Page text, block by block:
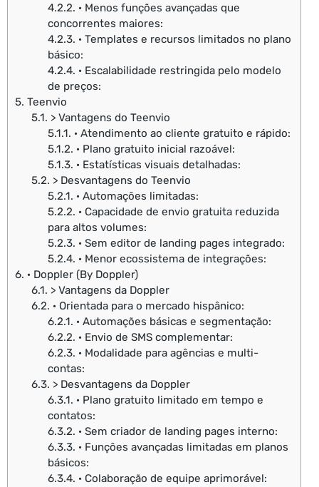
4.2.2. · Menos funções avançadas que
concorrentes maiores:
4.2.3. · Templates e recursos limitados no plano
básico:
4.2.4. · Escalabilidade restringida pelo modelo
de preços:
5. Teenvio
5.1. > Vantagens do Teenvio
5.1.1. · Atendimento ao cliente gratuito e rápido:
5.1.2. · Plano gratuito inicial razoável:
5.1.3. · Estatísticas visuais detalhadas:
5.2. > Desvantagens do Teenvio
5.2.1. · Automações limitadas:
5.2.2. · Capacidade de envio gratuita reduzida
para altos volumes:
5.2.3. · Sem editor de landing pages integrado:
5.2.4. · Menor ecossistema de integrações:
6. · Doppler (By Doppler)
6.1. > Vantagens da Doppler
6.2. · Orientada para o mercado hispânico:
6.2.1. · Automações básicas e segmentação:
6.2.2. · Envio de SMS complementar:
6.2.3. · Modalidade para agências e multi-
contas:
6.3. > Desvantagens da Doppler
6.3.1. · Plano gratuito limitado em tempo e
contatos:
6.3.2. · Sem criador de landing pages interno:
6.3.3. · Funções avançadas limitadas em planos
básicos:
6.3.4. · Colaboração de equipe aprimorável: